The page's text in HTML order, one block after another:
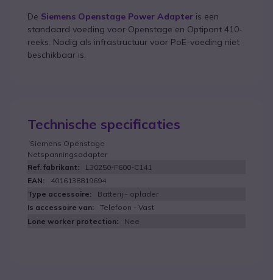
De Siemens Openstage Power Adapter is een
standaard voeding voor Openstage en Optipont 410-
reeks. Nodig als infrastructuur voor PoE-voeding niet
beschikbaar is.
Technische specificaties
Siemens Openstage
Netspanningsadapter
L30250-F600-C141
4016138819694
Batterij - oplader
Telefoon - Vast
Nee